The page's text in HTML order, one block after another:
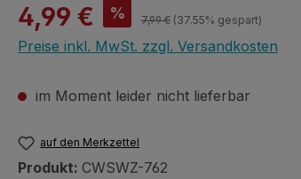
Verkaufspreis:
4,99 € % Regulärer Preis:
7,99 € (37.55% gespart)
Preise inkl. MwSt. zzgl. Versandkosten
im Moment leider nicht lieferbar
auf den Merkzettel
Produkt: CWSWZ-762